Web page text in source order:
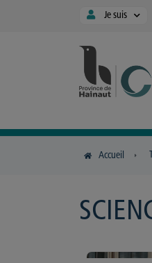
Panneau de gestion des cookies
Je suis
Accueil